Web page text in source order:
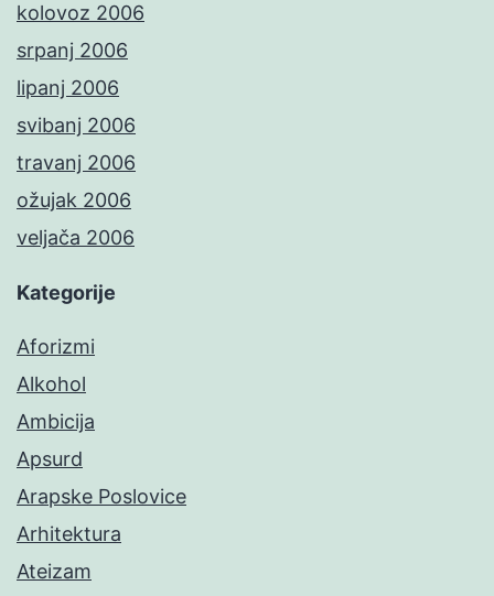
kolovoz 2006
srpanj 2006
lipanj 2006
svibanj 2006
travanj 2006
ožujak 2006
veljača 2006
Kategorije
Aforizmi
Alkohol
Ambicija
Apsurd
Arapske Poslovice
Arhitektura
Ateizam